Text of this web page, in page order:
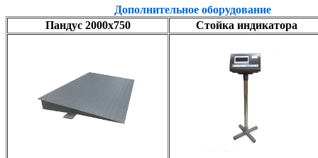
Дополнительное оборудование
Пандус 2000х750
Стойка индикатора